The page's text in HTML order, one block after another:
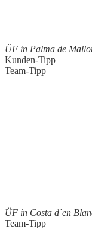
ÜF in Palma de
Kunden-Tipp
Team-Tipp
ÜF in Costa d´en
Team-Tipp